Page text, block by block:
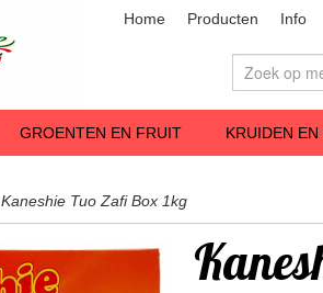
Home Producten Info
GROENTEN EN FRUIT KRUIDEN
Kaneshie Tuo Zafi Box 1kg